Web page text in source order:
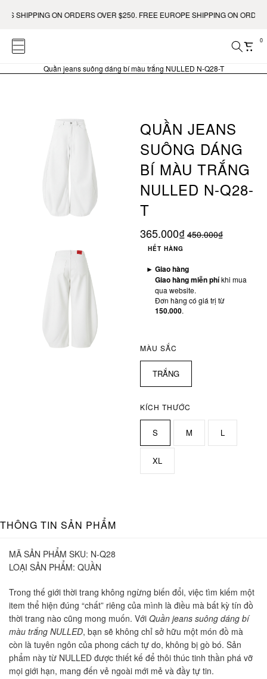
ON ORDERS OVER $250. FREE EUROPE SHIPPING ON ORDERS
0
Quần jeans suông dáng bí màu trắng NULLED N-Q28-T
QUẦN JEANS
SUÔNG DÁNG
BÍ MÀU TRẮNG
NULLED N-Q28-
T
365.000₫ 450.000₫
HẾT HÀNG
► Giao hàng
Giao hàng miễn phíkhi mua
qua website.
Đơn hàng có giá trị từ
150.000.
MÀU SẮC
TRẮNG
KÍCH THƯỚC
S M L
XL
THÔNG TIN SẢN PHẨM
MÃ SẢN PHẨM SKU: N-Q28
LOẠI SẢN PHẨM: QUẦN
Trong thế giới thời trang không ngừng biến đổi, việc tìm kiếm một
item thể hiện đúng “chất” riêng của mình là điều mà bất kỳ tín đồ
thời trang nào cũng mong muốn. Với Quần jeans suông dáng bí
màu trắng NULLED, bạn sẽ không chỉ sở hữu một món đồ mà
còn là tuyên ngôn của phong cách tự do, không bị gò bó. Sản
phẩm này từ NULLED được thiết kế để thôi thúc tinh thần phá vỡ
mọi giới hạn, mang đến vẻ ngoài mới mẻ và đầy tự tin.